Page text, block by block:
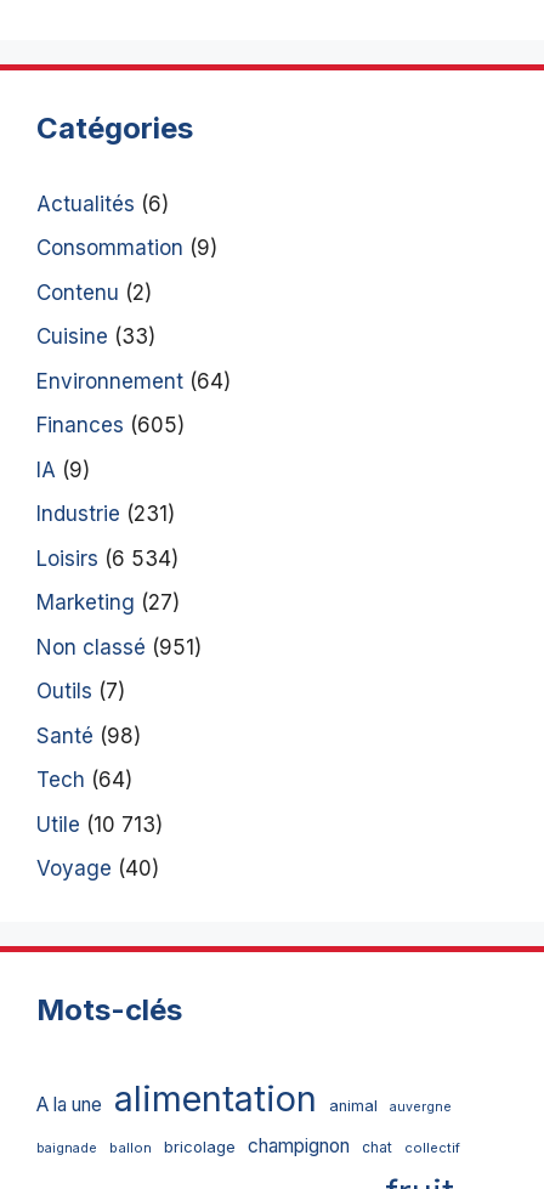
Catégories
Actualités (6)
Consommation (9)
Contenu (2)
Cuisine (33)
Environnement (64)
Finances (605)
IA (9)
Industrie (231)
Loisirs (6 534)
Marketing (27)
Non classé (951)
Outils (7)
Santé (98)
Tech (64)
Utile (10 713)
Voyage (40)
Mots-clés
A la une alimentation animal auvergne
baignade ballon bricolage champignon chat collectif